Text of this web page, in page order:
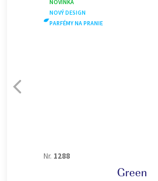
NOVINKA
NOVÝ DESIGN
PARFÉMY NA PRANIE
Nr. 1288
Green